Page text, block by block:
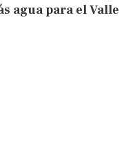
agua para el Valle